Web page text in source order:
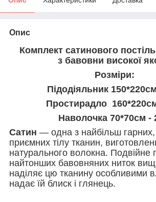
Опис
Комплект сатинового
з бавовни високої
Розміри:
Підодіяльник
Простирадло
Наволочка 70*70см -
Сатин — одна з найбільш гарних,
приємних тілу тканин,
натурального волокна. Подвійне
найтонших бавовняних ниток
наділяє цю тканину особливими
надає їй блиск і глянець.